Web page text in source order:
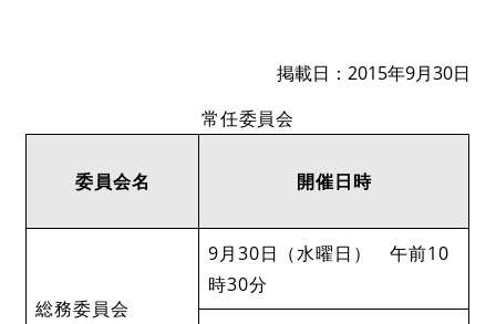
掲載日
2015年9月30日
常任委員会
委員会名 開催日時
総務委員会
9月30日（水曜日） 午前10
時30分